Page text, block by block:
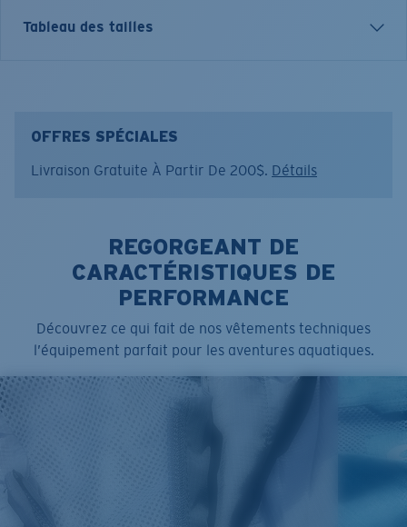
T-SHIRT À MANCHES COURTES MC VOYAGER
Couleur:Tide Print Blue
Tableau des tailles
OFFRES SPÉCIALES
Livraison Gratuite À Partir De 200$. Détails
REGORGEANT DE
CARACTÉRISTIQUES DE
PERFORMANCE
Découvrez ce qui fait de nos vêtements techniques
l’équipement parfait pour les aventures aquatiques.